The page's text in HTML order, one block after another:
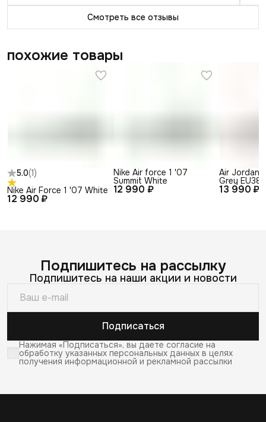
Смотреть все отзывы
похожие товары
5.0(1)
12 990 ₽
Nike Air Force 1 '07 White 12 990 ₽
Nike Air force 1 '07
Summit White
13 990 ₽
Air Jordan
Grey EU38
Подпишитесь на рассылку
Подпишитесь на наши акции и новости
Подписаться
Нажимая «Подписаться», вы даете согласие на
обработку указанных персональных данных в целях
получения информационной и рекламной рассылки